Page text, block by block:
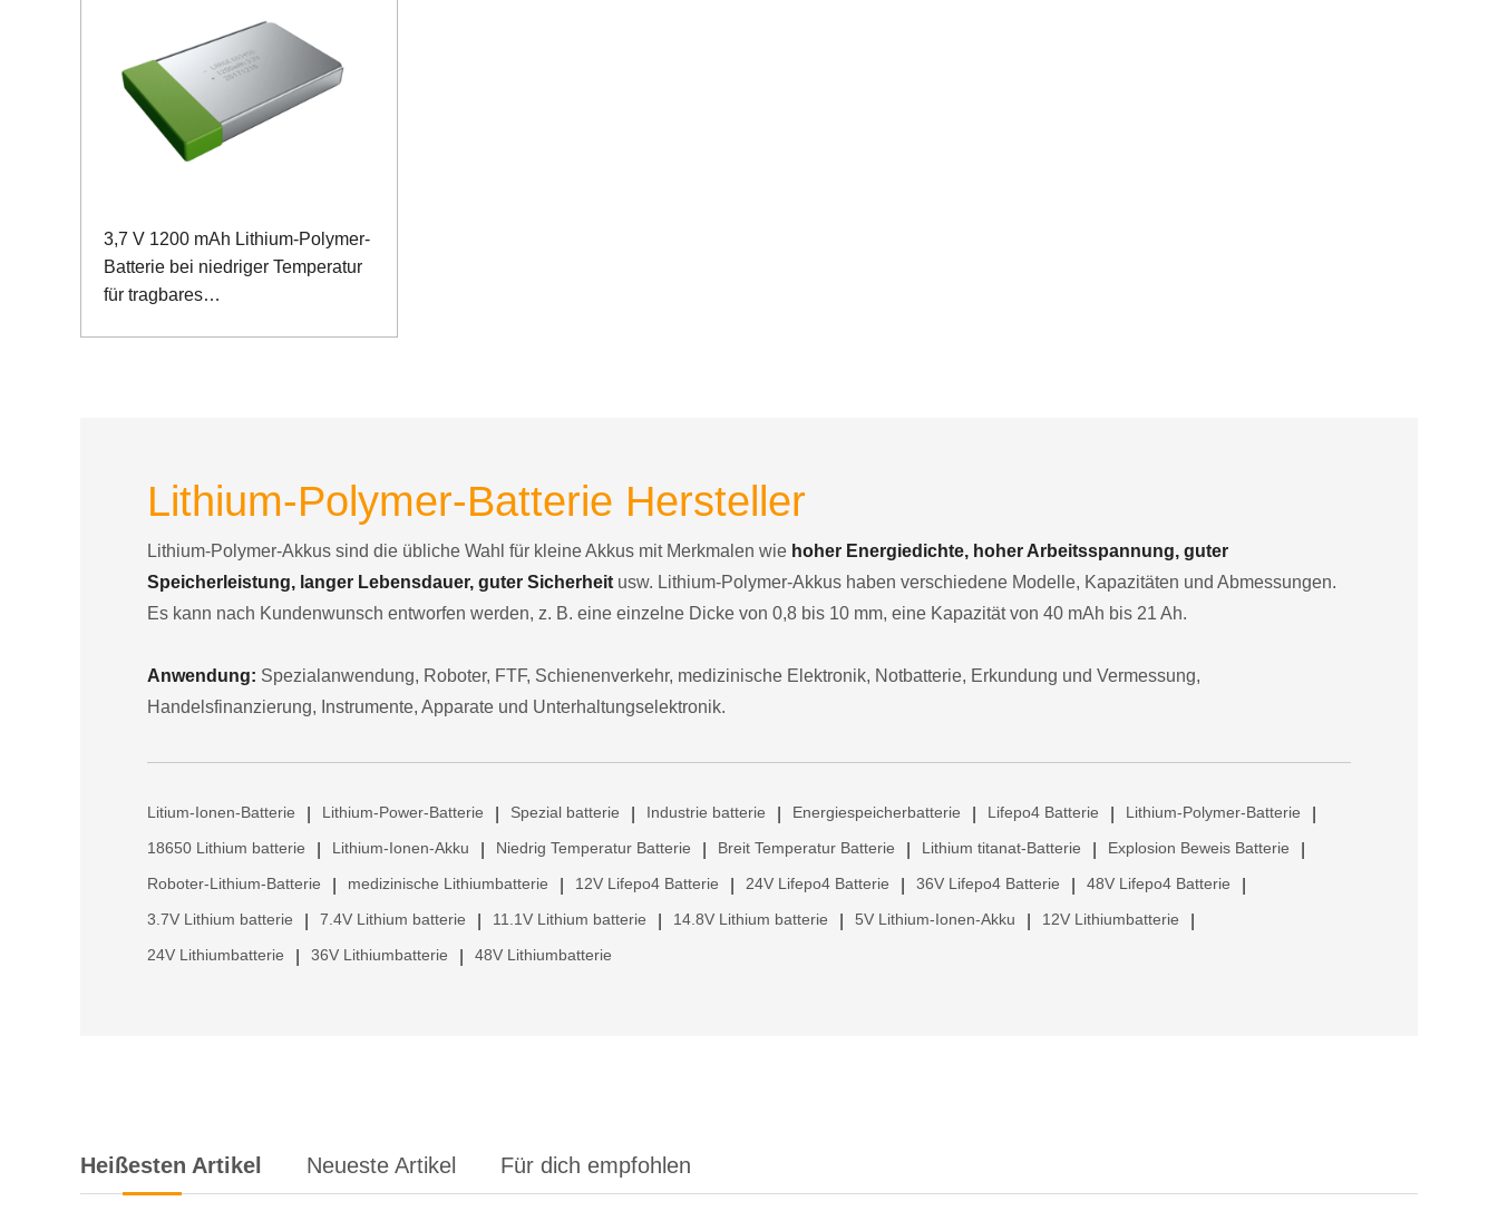
3,7 V 1200 mAh Lithium-Polymer-
Batterie bei niedriger Temperatur
für tragbares
Lithium-Polymer-Batterie Hersteller
Lithium-Polymer-Akkus sind die übliche Wahl für kleine Akkus mit Merkmalen wie hoher Energiedichte, hoher Arbeitsspannung, guter
Speicherleistung, langer Lebensdauer, guter Sicherheit usw. Lithium-Polymer-Akkus haben verschiedene Modelle, Kapazitäten und Abmessungen.
Es kann nach Kundenwunsch entworfen werden, z. B. eine einzelne Dicke von 0,8 bis 10 mm, eine Kapazität von 40 mAh bis 21 Ah.
Anwendung: Spezialanwendung, Roboter, FTF, Schienenverkehr, medizinische Elektronik, Notbatterie, Erkundung und Vermessung,
Handelsfinanzierung, Instrumente, Apparate und Unterhaltungselektronik.
Litium-Ionen-Batterie Lithium-Power-Batterie Spezial batterie Industrie batterie Energiespeicherbatterie Lifepo4 Batterie Lithium-Polymer-Batterie
18650 Lithium batterie Lithium-Ionen-Akku Niedrig Temperatur Batterie Breit Temperatur Batterie Lithium titanat-Batterie Explosion Beweis Batterie
Roboter-Lithium-Batterie medizinische Lithiumbatterie 12V Lifepo4 Batterie 24V Lifepo4 Batterie 36V Lifepo4 Batterie 48V Lifepo4 Batterie
3.7V Lithium batterie 7.4V Lithium batterie 11.1V Lithium batterie 14.8V Lithium batterie 5V Lithium-Ionen-Akku 12V Lithiumbatterie
24V Lithiumbatterie 36V Lithiumbatterie 48V Lithiumbatterie
Heißesten Artikel Neueste Artikel Für dich empfohlen